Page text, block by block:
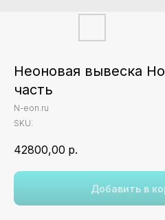
Неоновая вывеска
часть
N-eon.ru
SKU:
42800,00 р.
Добавить в